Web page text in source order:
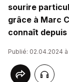
sourire
grâce à Marc
connaît
Publié: 02.04.2024 à